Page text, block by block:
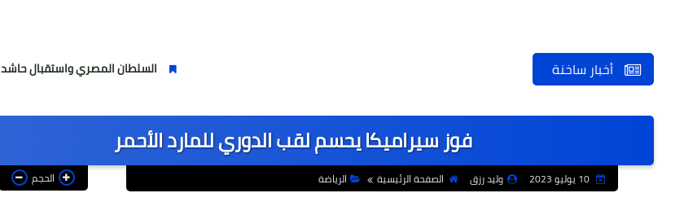
أخبار ساخنة السلطان المصري واستقبال حاشد للنجم المصري
فوز سيراميكا يحسم لقب الدوري للمارد الأحمر
10 يوليو 2023 وليد رزق الصفحة الرئيسية الرياضة الحجم